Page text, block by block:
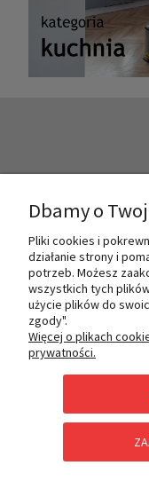
Dbamy o
Pliki cookies i
działanie strony i
potrzeb. Możesz
wszystkich tych
użycie plików do
zgody".
Więcej o plikach
prywatności.